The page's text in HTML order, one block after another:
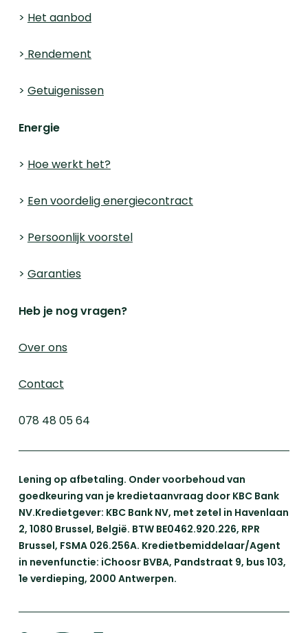
> Het aanbod
> Rendement
> Getuigenissen
Energie
> Hoe werkt het?
> Een voordelig energiecontract
> Persoonlijk voorstel
> Garanties
Heb je nog vragen?
Over ons
Contact
078 48 05 64
Lening op afbetaling. Onder voorbehoud van
goedkeuring van je kredietaanvraag door KBC Bank
NV.Kredietgever: KBC Bank NV, met zetel in Havenlaan
2, 1080 Brussel, België. BTW BE0462.920.226, RPR
Brussel, FSMA 026.256A. Kredietbemiddelaar/Agent
in nevenfunctie: iChoosr BVBA, Pandstraat 9, bus 103,
1e verdieping, 2000 Antwerpen.